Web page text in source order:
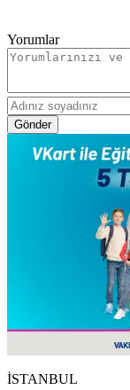
Yorumlar
Gönder
İSTANBUL